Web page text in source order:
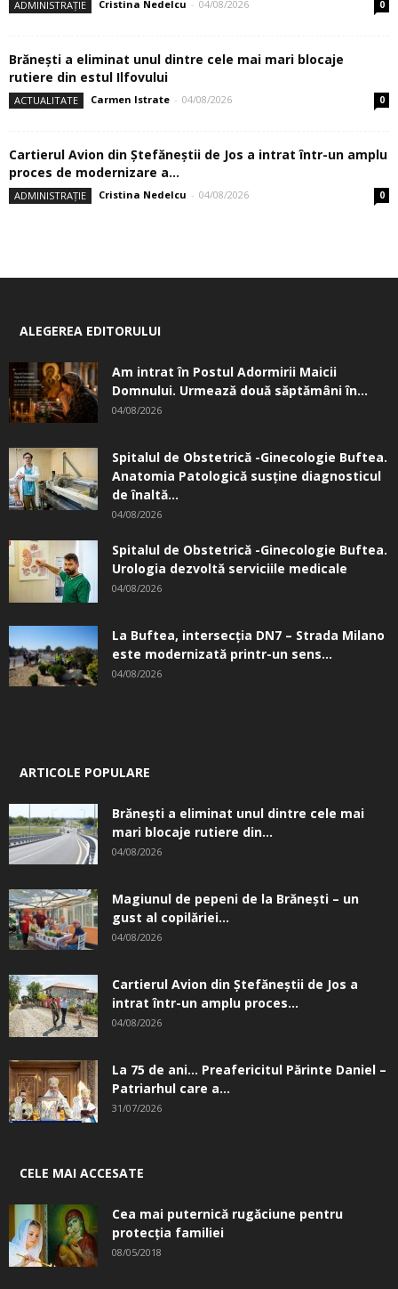
ADMINISTRAȚIE Cristina Nedelcu - 04/08/2026 0
Brănești a eliminat unul dintre cele mai mari blocaje
rutiere din estul Ilfovului
ACTUALITATE Carmen Istrate - 04/08/2026 0
Cartierul Avion din Ştefăneştii de Jos a intrat într-un amplu
proces de modernizare a...
ADMINISTRAȚIE Cristina Nedelcu - 04/08/2026 0
ALEGEREA EDITORULUI
Am intrat în Postul Adormirii Maicii
Domnului. Urmează două săptămâni în...
04/08/2026
Spitalul de Obstetrică -Ginecologie Buftea.
Anatomia Patologică susţine diagnosticul
de înaltă...
04/08/2026
Spitalul de Obstetrică -Ginecologie Buftea.
Urologia dezvoltă serviciile medicale
04/08/2026
La Buftea, intersecţia DN7 – Strada Milano
este modernizată printr-un sens...
04/08/2026
ARTICOLE POPULARE
Brănești a eliminat unul dintre cele mai
mari blocaje rutiere din...
04/08/2026
Magiunul de pepeni de la Brăneşti – un
gust al copilăriei...
04/08/2026
Cartierul Avion din Ştefăneştii de Jos a
intrat într-un amplu proces...
04/08/2026
La 75 de ani… Preafericitul Părinte Daniel –
Patriarhul care a...
31/07/2026
CELE MAI ACCESATE
Cea mai puternică rugăciune pentru
protecția familiei
08/05/2018